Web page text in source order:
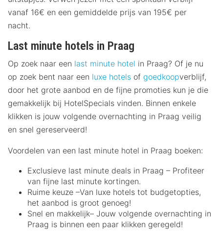
vanaf 16€ en een gemiddelde prijs van 195€ per
nacht.
Last minute hotels in Praag
Op zoek naar een last minute hotel in Praag? Of je nu
op zoek bent naar een luxe hotels of goedkoopverblijf,
door het grote aanbod en de fijne promoties kun je die
gemakkelijk bij HotelSpecials vinden. Binnen enkele
klikken is jouw volgende overnachting in Praag veilig
en snel gereserveerd!
Voordelen van een last minute hotel in Praag boeken:
Exclusieve last minute deals in Praag – Profiteer
van fijne last minute kortingen.
Ruime keuze –Van luxe hotels tot budgetopties,
het aanbod is groot genoeg!
Snel en makkelijk– Jouw volgende overnachting in
Praag is binnen een paar klikken geregeld!